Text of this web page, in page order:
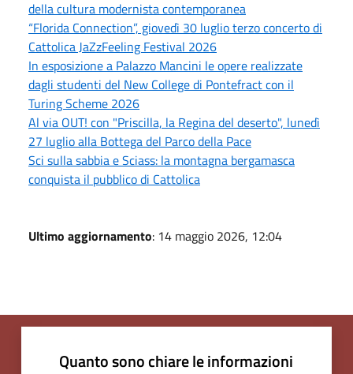
della cultura modernista contemporanea
“Florida Connection”, giovedì 30 luglio terzo concerto di
Cattolica JaZzFeeling Festival 2026
In esposizione a Palazzo Mancini le opere realizzate
dagli studenti del New College di Pontefract con il
Turing Scheme 2026
Al via OUT! con "Priscilla, la Regina del deserto", lunedì
27 luglio alla Bottega del Parco della Pace
Sci sulla sabbia e Sciass: la montagna bergamasca
conquista il pubblico di Cattolica
Ultimo aggiornamento: 14 maggio 2026, 12:04
Quanto sono chiare le informazioni